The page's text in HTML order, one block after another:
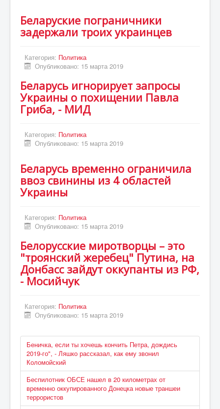
Беларуские пограничники
задержали троих украинцев
Категория: Политика
Опубликовано: 15 марта 2019
Беларусь игнорирует запросы
Украины о похищении Павла
Гриба, - МИД
Категория: Политика
Опубликовано: 15 марта 2019
Беларусь временно ограничила
ввоз свинины из 4 областей
Украины
Категория: Политика
Опубликовано: 15 марта 2019
Белорусские миротворцы – это
"троянский жеребец" Путина, на
Донбасс зайдут оккупанты из РФ,
- Мосийчук
Категория: Политика
Опубликовано: 15 марта 2019
Беничка, если ты хочешь кончить Петра, дождись
2019-го", - Ляшко рассказал, как ему звонил
Коломойский
Беспилотник ОБСЕ нашел в 20 километрах от
временно оккупированного Донецка новые траншеи
террористов